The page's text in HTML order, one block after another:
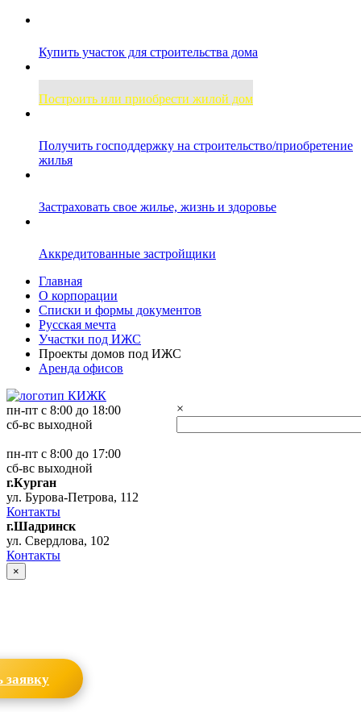
Купить участок для строительства дома
Построить или приобрести жилой дом
Получить господдержку на строительство/приобретение
жилья
Застраховать свое жилье, жизнь и здоровье
Аккредитованные застройщики
Главная
О корпорации
Списки и формы документов
Русская мечта
Участки под ИЖС
Проекты домов под ИЖС
Аренда офисов
×
пн-пт с 8:00 до 18:00
сб-вс выходной
пн-пт с 8:00 до 17:00
сб-вс выходной
г.Курган
ул. Бурова-Петрова, 112
Контакты
г.Шадринск
ул. Свердлова, 102
Контакты
×
заявку